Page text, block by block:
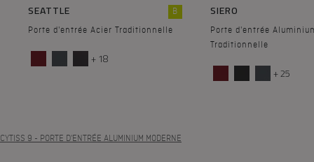
SEATTLE
Porte d'entrée Acier Traditionnelle
B
+ 18
SIERO
Porte d'entrée
Traditionnelle
+ 25
CYTISS 9 - PORTE D'ENTRÉE ALUMINIUM MODERNE